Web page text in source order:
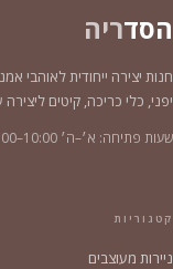
הסדריה
חנות יצירה ייחודית לאוהבי
יפני, כלי כריכה, קיטים ליצירה
שעות פתיחה: א׳–ה׳ 10:00–18:00
קטגוריות
ניירות מעוצבים